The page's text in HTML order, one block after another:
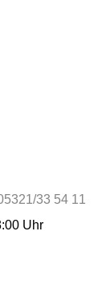
33 54 11
Uhr